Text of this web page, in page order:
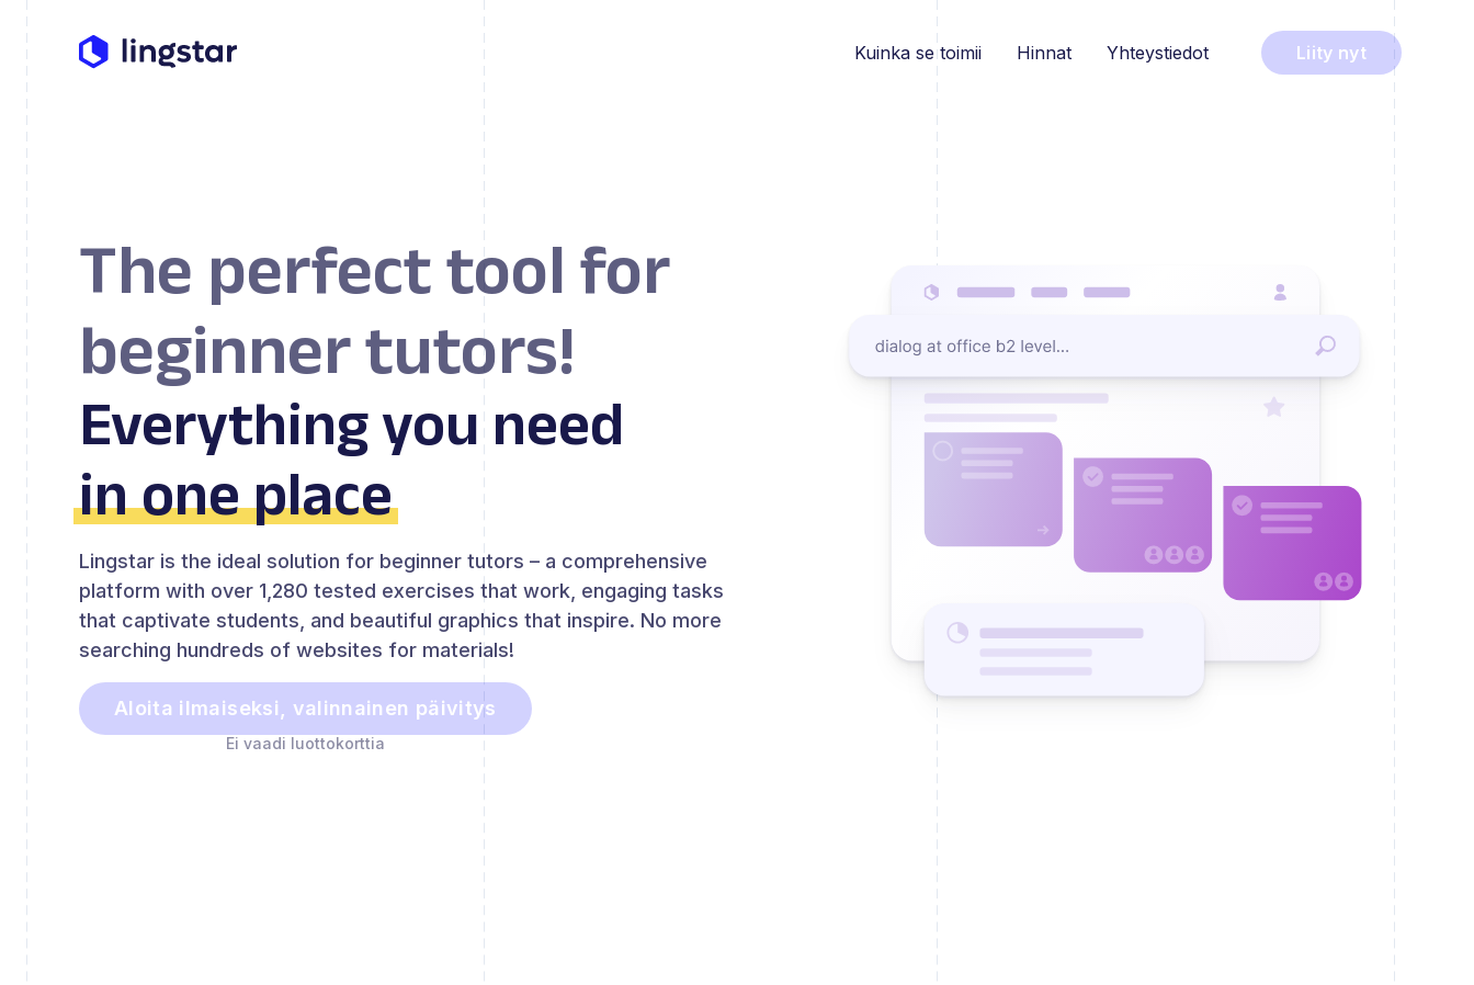
Kuinka se toimii Hinnat Yhteystiedot Liity nyt
The perfect tool for
beginner tutors!
Everything you need
in one place
Lingstar is the ideal solution for beginner tutors – a comprehensive
platform with over 1,280 tested exercises that work, engaging tasks
that captivate students, and beautiful graphics that inspire. No more
searching hundreds of websites for materials!
Aloita ilmaiseksi, valinnainen päivitys
Ei vaadi luottokorttia